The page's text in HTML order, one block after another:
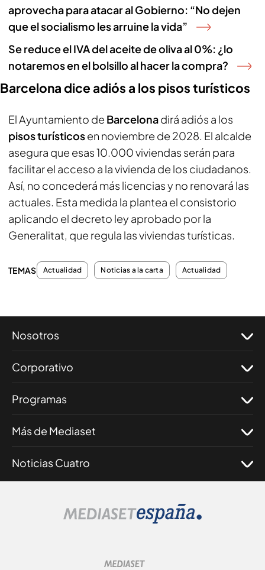
aprovecha para atacar al Gobierno: “No dejen
que el socialismo les arruine la vida”
Se reduce el IVA del aceite de oliva al 0%: ¿lo
notaremos en el bolsillo al hacer la compra?
Barcelona dice adiós a los pisos turísticos
El Ayuntamiento de Barcelonadirá adiós a los
pisos turísticosen noviembre de 2028. El alcalde
asegura que esas 10.000 viviendas serán para
facilitar el acceso a la vivienda de los ciudadanos.
Así, no concederá más licencias y no renovará las
actuales. Esta medida la plantea el consistorio
aplicando el decreto ley aprobado por la
Generalitat, que regula las viviendas turísticas.
TEMAS Actualidad Noticias a la carta Actualidad
Nosotros
Corporativo
Programas
Más de Mediaset
Noticias Cuatro